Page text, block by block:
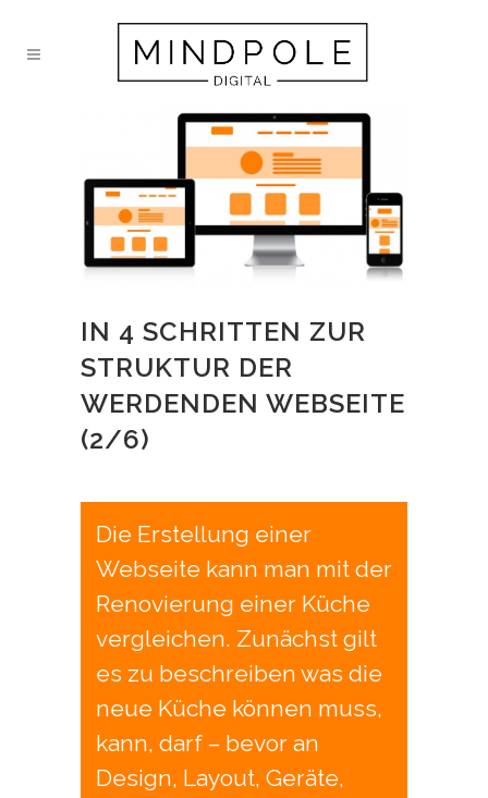
IN 4 SCHRITTEN ZUR
STRUKTUR DER
WERDENDEN WEBSEITE
(2/6)
Die Erstellung einer
Webseite kann man mit der
Renovierung einer Küche
vergleichen. Zunächst gilt
es zu beschreiben was die
neue Küche können muss,
kann, darf – bevor an
Design, Layout, Geräte,